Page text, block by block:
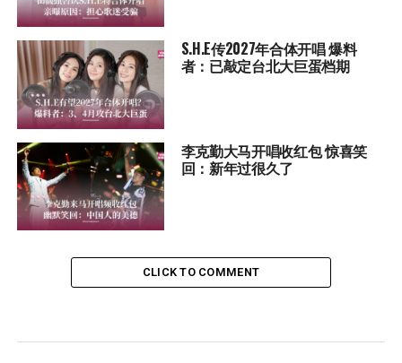
S.H.E传2027年合体开唱 爆料
者：已敲定台北大巨蛋档期
李克勤大马开唱收红包 惊喜笑
回：新年过很久了
CLICK TO COMMENT